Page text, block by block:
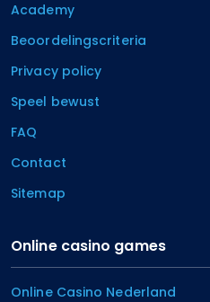
Academy
Beoordelingscriteria
Privacy policy
Speel bewust
FAQ
Contact
Sitemap
Online casino games
Online Casino Nederland